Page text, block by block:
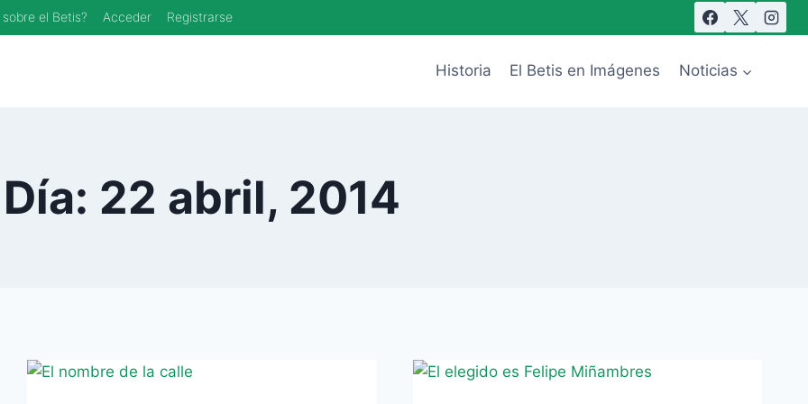
el Betis? Acceder Registrarse
Historia El Betis en Imágenes Noticias
Día: 22 abril, 2014